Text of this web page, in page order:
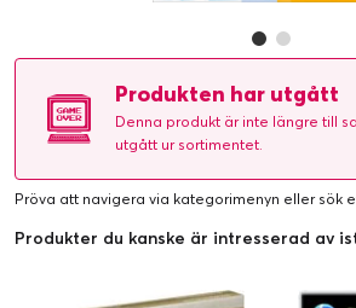
Produkten har utgått
Denna produkt är inte längre till
utgått ur sortimentet.
Pröva att navigera via kategorimenyn eller sök
Produkter du kanske är intresserad av